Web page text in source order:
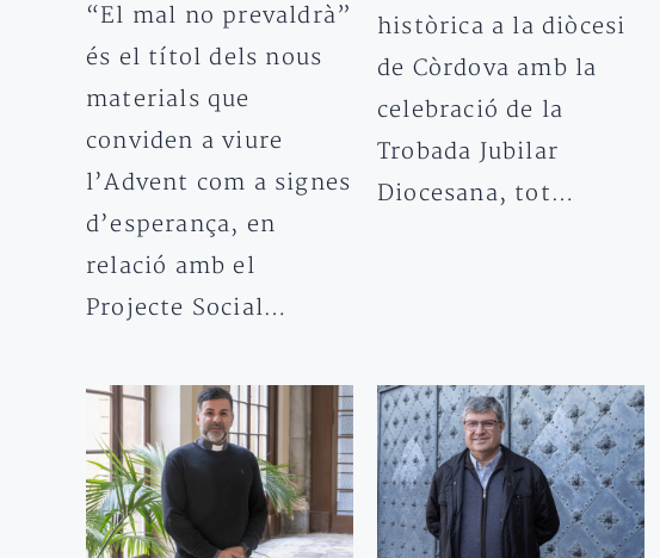
“El mal no prevaldrà”
és el títol dels nous
materials que
conviden a viure
l’Advent com a signes
d’esperança, en
relació amb el
Projecte Social…
històrica a la diòcesi
de Còrdova amb la
celebració de la
Trobada Jubilar
Diocesana, tot…